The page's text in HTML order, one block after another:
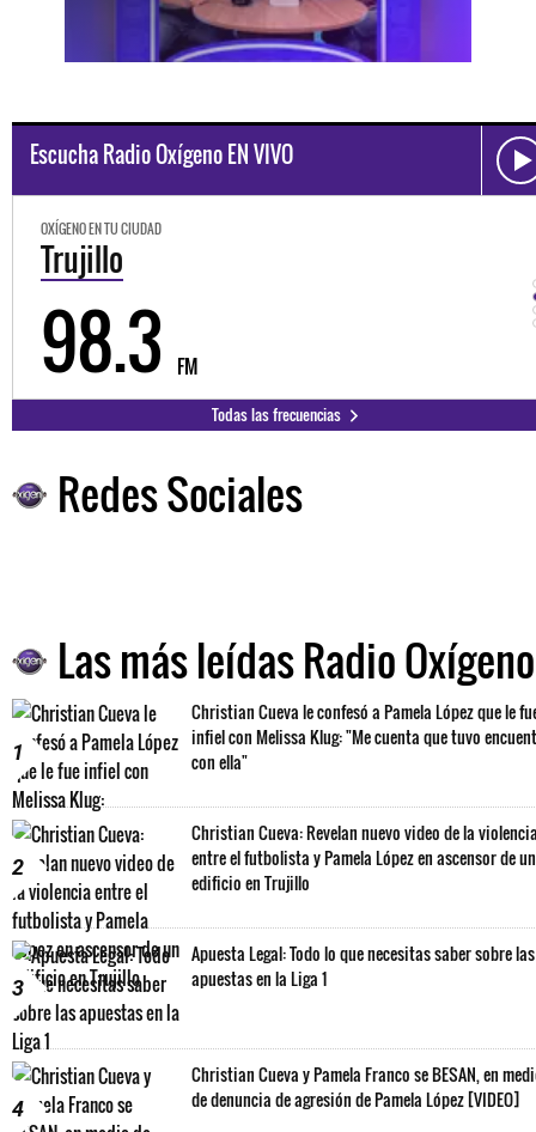
Escucha Radio Oxígeno EN VIVO
OXÍGENO EN TU CIUDAD
Trujillo
98.3 FM
Todas las frecuencias
Redes Sociales
Las más leídas Radio Oxígeno
1
Christian Cueva le confesó a Pamela López que le
infiel con Melissa Klug: "Me cuenta que tuvo
con ella"
2
Christian Cueva: Revelan nuevo video de la
entre el futbolista y Pamela López en ascensor de un
edificio en Trujillo
3
Apuesta Legal: Todo lo que necesitas saber sobre las
apuestas en la Liga 1
4
Christian Cueva y Pamela Franco se BESAN, en
de denuncia de agresión de Pamela López [VIDEO]